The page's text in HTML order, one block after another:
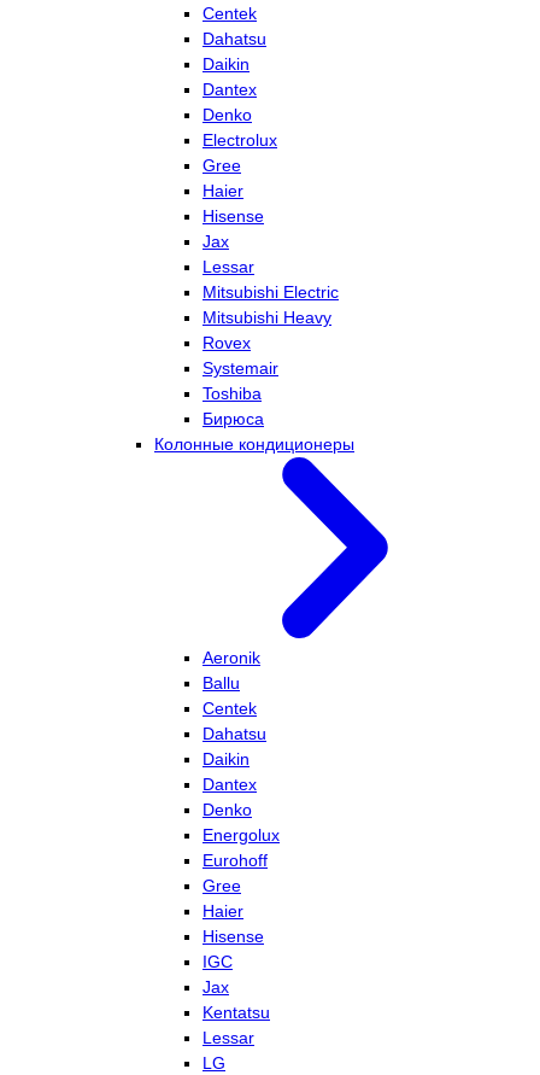
Centek
Dahatsu
Daikin
Dantex
Denko
Electrolux
Gree
Haier
Hisense
Jax
Lessar
Mitsubishi Electric
Mitsubishi Heavy
Rovex
Systemair
Toshiba
Бирюса
Колонные кондиционеры
Aeronik
Ballu
Centek
Dahatsu
Daikin
Dantex
Denko
Energolux
Eurohoff
Gree
Haier
Hisense
IGC
Jax
Kentatsu
Lessar
LG